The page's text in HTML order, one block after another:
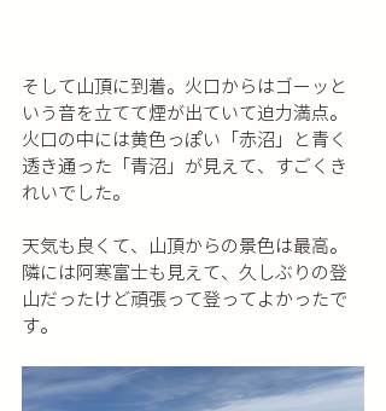
そして山頂に到着。火口からはゴーッと
いう音を立てて煙が出ていて迫力満点。
火口の中には黄色っぽい「赤沼」と青く
透き通った「青沼」が見えて、すごくき
れいでした。
天気も良くて、山頂からの景色は最高。
隣には阿寒富士も見えて、久しぶりの登
山だったけど頑張って登ってよかったで
す。